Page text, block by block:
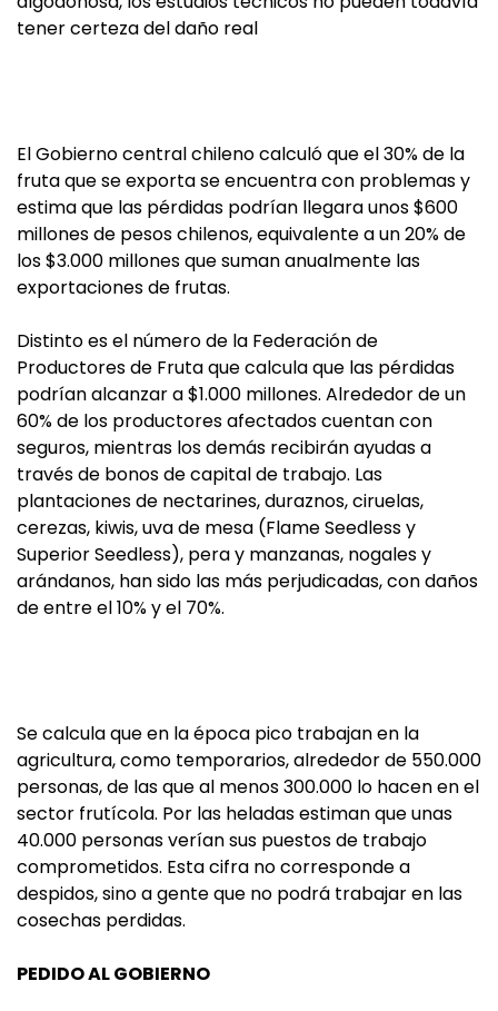
tener certeza del daño real
El Gobierno central chileno calculó que el 30% de la
fruta que se exporta se encuentra con problemas y
estima que las pérdidas podrían llegara unos $600
millones de pesos chilenos, equivalente a un 20% de
los $3.000 millones que suman anualmente las
exportaciones de frutas.
Distinto es el número de la Federación de
Productores de Fruta que calcula que las pérdidas
podrían alcanzar a $1.000 millones. Alrededor de un
60% de los productores afectados cuentan con
seguros, mientras los demás recibirán ayudas a
través de bonos de capital de trabajo. Las
plantaciones de nectarines, duraznos, ciruelas,
cerezas, kiwis, uva de mesa (Flame Seedless y
Superior Seedless), pera y manzanas, nogales y
arándanos, han sido las más perjudicadas, con daños
de entre el 10% y el 70%.
Se calcula que en la época pico trabajan en la
agricultura, como temporarios, alrededor de 550.000
personas, de las que al menos 300.000 lo hacen en el
sector frutícola. Por las heladas estiman que unas
40.000 personas verían sus puestos de trabajo
comprometidos. Esta cifra no corresponde a
despidos, sino a gente que no podrá trabajar en las
cosechas perdidas.
PEDIDO AL GOBIERNO